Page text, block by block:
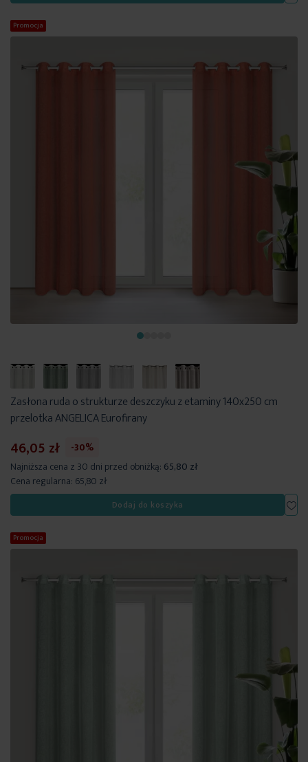
Promocja
Zasłona ruda o strukturze deszczyku z etaminy 140x250 cm
przelotka ANGELICA Eurofirany
46,05 zł
-30%
Najniższa cena z 30 dni przed obniżką: 65,80 zł
Cena regularna: 65,80 zł
Dodaj do koszyka
Promocja